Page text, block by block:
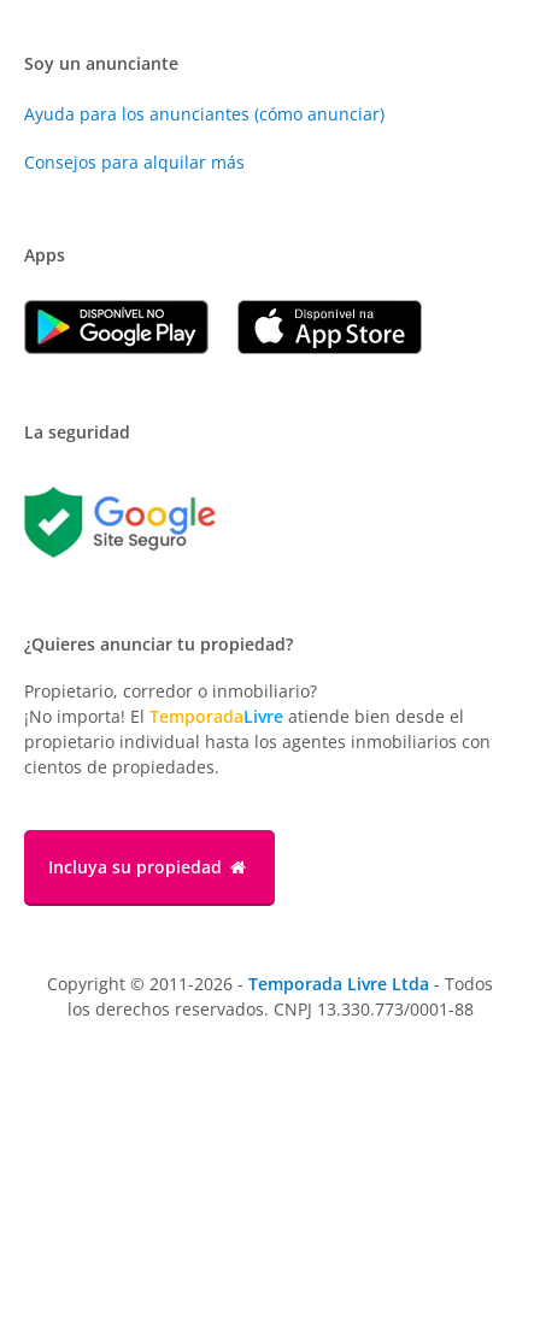
Soy un anunciante
Ayuda para los anunciantes (cómo anunciar)
Consejos para alquilar más
Apps
La seguridad
¿Quieres anunciar tu propiedad?
Propietario, corredor o inmobiliario?
¡No importa! El TemporadaLivre atiende bien desde el
propietario individual hasta los agentes inmobiliarios con
cientos de propiedades.
Incluya su propiedad
Copyright © 2011-2026 - Temporada Livre Ltda - Todos
los derechos reservados. CNPJ 13.330.773/0001-88